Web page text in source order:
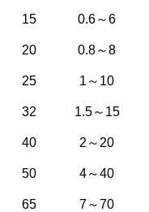
15 0.6～6
20 0.8～8
25 1～10
32 1.5～ 15
40 2～20
50 4～40
65 7～70